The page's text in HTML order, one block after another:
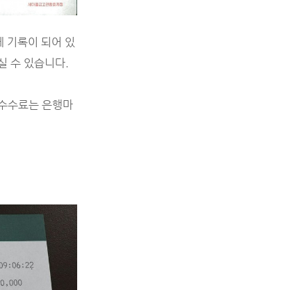
기록이 되어 있
수 있습니다.
수료는 은행마